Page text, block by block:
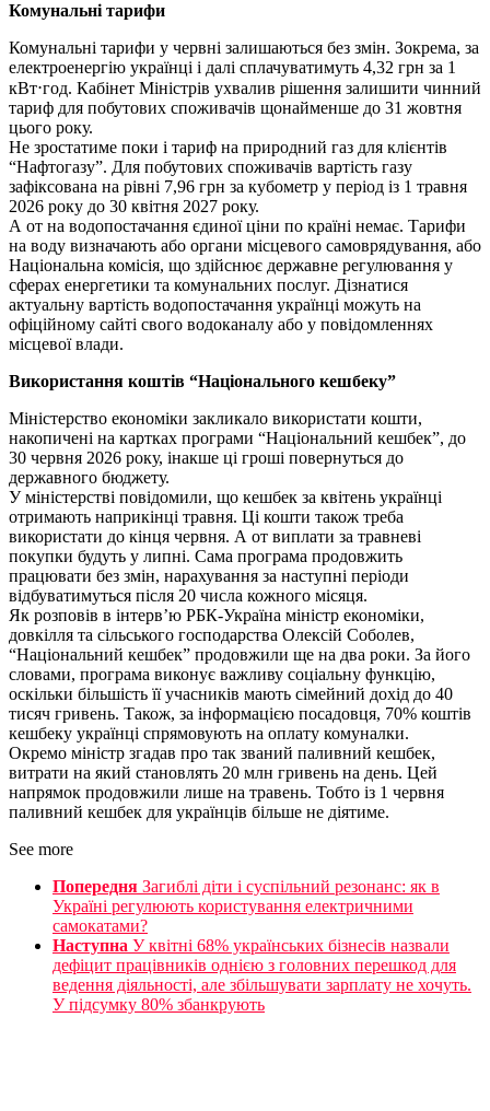
Комунальні тарифи
Комунальні тарифи у червні залишаються без змін. Зокрема, за
електроенергію українці і далі сплачуватимуть 4,32 грн за 1
кВт⋅год. Кабінет Міністрів ухвалив рішення залишити чинний
тариф для побутових споживачів щонайменше до 31 жовтня
цього року.
Не зростатиме поки і тариф на природний газ для клієнтів
“Нафтогазу”. Для побутових споживачів вартість газу
зафіксована на рівні 7,96 грн за кубометр у період із 1 травня
2026 року до 30 квітня 2027 року.
А от на водопостачання єдиної ціни по країні немає. Тарифи
на воду визначають або органи місцевого самоврядування, або
Національна комісія, що здійснює державне регулювання у
сферах енергетики та комунальних послуг. Дізнатися
актуальну вартість водопостачання українці можуть на
офіційному сайті свого водоканалу або у повідомленнях
місцевої влади.
Використання коштів “Національного кешбеку”
Міністерство економіки закликало використати кошти,
накопичені на картках програми “Національний кешбек”, до
30 червня 2026 року, інакше ці гроші повернуться до
державного бюджету.
У міністерстві повідомили, що кешбек за квітень українці
отримають наприкінці травня. Ці кошти також треба
використати до кінця червня. А от виплати за травневі
покупки будуть у липні. Сама програма продовжить
працювати без змін, нарахування за наступні періоди
відбуватимуться після 20 числа кожного місяця.
Як розповів в інтерв’ю РБК-Україна міністр економіки,
довкілля та сільського господарства Олексій Соболев,
“Національний кешбек” продовжили ще на два роки. За його
словами, програма виконує важливу соціальну функцію,
оскільки більшість її учасників мають сімейний дохід до 40
тисяч гривень. Також, за інформацією посадовця, 70% коштів
кешбеку українці спрямовують на оплату комуналки.
Окремо міністр згадав про так званий паливний кешбек,
витрати на який становлять 20 млн гривень на день. Цей
напрямок продовжили лише на травень. Тобто із 1 червня
паливний кешбек для українців більше не діятиме.
See more
Попередня Загиблі діти і суспільний резонанс: як в
Україні регулюють користування електричними
самокатами?
Наступна У квітні 68% українських бізнесів назвали
дефіцит працівників однією з головних перешкод для
ведення діяльності, але збільшувати зарплату не хочуть.
У підсумку 80% збанкрують